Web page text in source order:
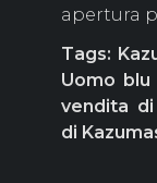
apertura
Tags:
Uomo
vendita
di